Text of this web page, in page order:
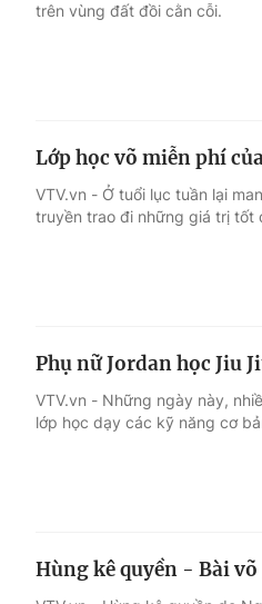
trên vùng đất đồi cằn cỗi.
Lớp học võ miễn phí
VTV.vn - Ở tuổi lục tuần lại
truyền trao đi những giá trị tốt
Phụ nữ Jordan học Jiu
VTV.vn - Những ngày này,
lớp học dạy các kỹ năng cơ
Hùng kê quyền - Bài